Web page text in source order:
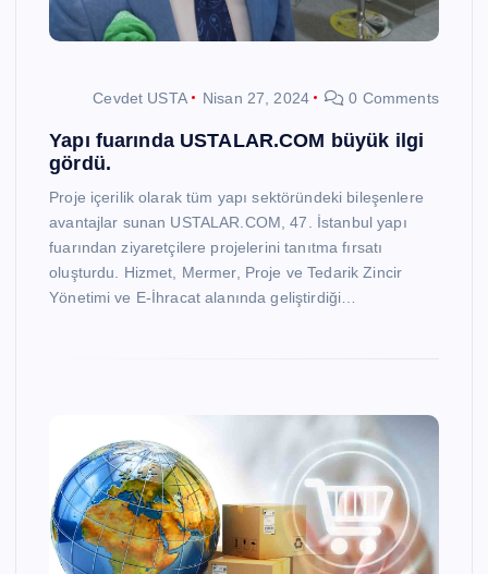
Cevdet USTA Nisan 27, 2024 0 Comments
Yapı fuarında USTALAR.COM büyük ilgi
gördü.
Proje içerilik olarak tüm yapı sektöründeki bileşenlere
avantajlar sunan USTALAR.COM, 47. İstanbul yapı
fuarından ziyaretçilere projelerini tanıtma fırsatı
oluşturdu. Hizmet, Mermer, Proje ve Tedarik Zincir
Yönetimi ve E-İhracat alanında geliştirdiği…